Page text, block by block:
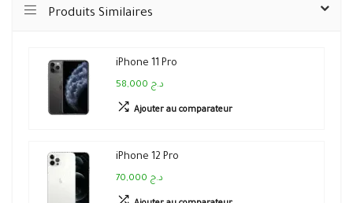
Produits Similaires
iPhone 11 Pro
58,000 د.ج
Ajouter au comparateur
iPhone 12 Pro
70,000 د.ج